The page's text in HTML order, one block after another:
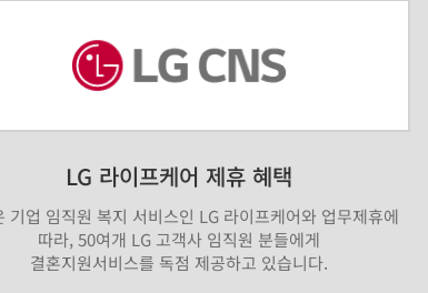
LG 라이프케어 제휴 혜택
기업 임직원 복지 서비스인 LG 라이프케어와 업무제휴에
따라, 50여개 LG 고객사 임직원 분들에게
결혼지원서비스를 독점 제공하고 있습니다.